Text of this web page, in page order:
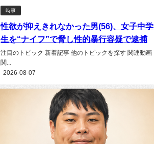
時事
性欲が抑えきれなかった男(56)、女子中学
生を“ナイフ”で脅し性的暴行容疑で逮捕
注目のトピック 新着記事 他のトピックを探す 関連動画
関...
2026-08-07